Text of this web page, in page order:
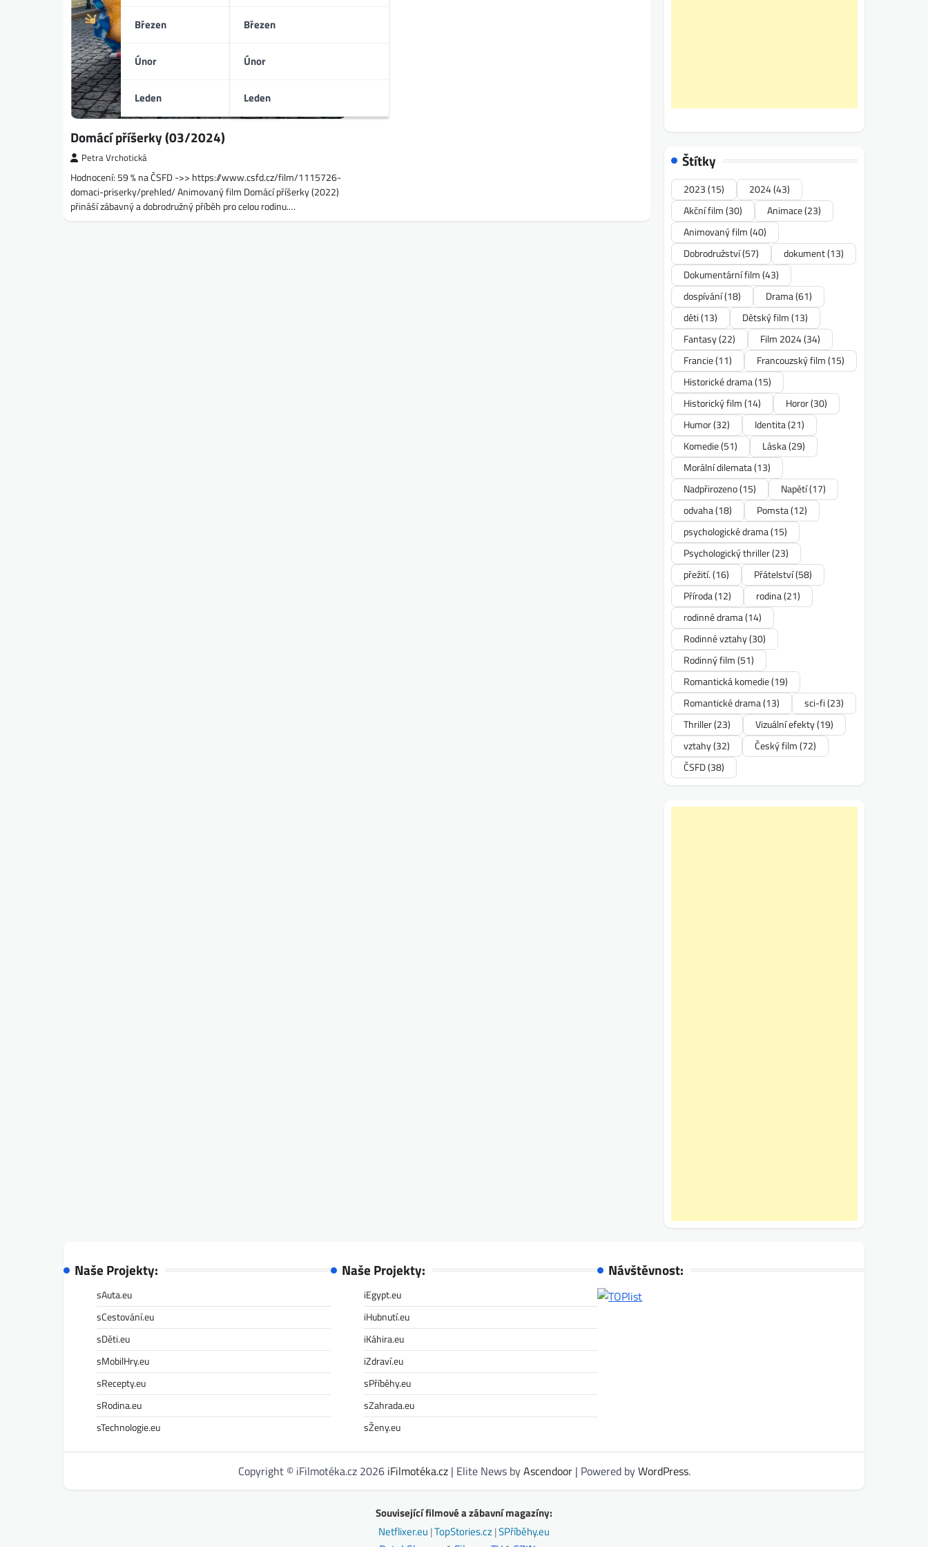
Březen
Únor
Leden
Březen
Únor
Leden
Domácí příšerky (03/2024)
Petra Vrchotická
Hodnocení: 59 % na ČSFD ->> https://www.csfd.cz/film/1115726-
domaci-priserky/prehled/ Animovaný film Domácí příšerky (2022)
přináší zábavný a dobrodružný příběh pro celou rodinu.…
Štítky
2023(15) 2024(43)
Akční film(30) Animace(23)
Animovaný film(40)
Dobrodružství(57) dokument(13)
Dokumentární film(43)
dospívání(18) Drama(61)
děti(13) Dětský film(13)
Fantasy(22) Film 2024(34)
Francie(11) Francouzský film(15)
Historické drama(15)
Historický film(14) Horor(30)
Humor(32) Identita(21)
Komedie(51) Láska(29)
Morální dilemata(13)
Nadpřirozeno(15) Napětí(17)
odvaha(18) Pomsta(12)
psychologické drama(15)
Psychologický thriller(23)
přežití.(16) Přátelství(58)
Příroda(12) rodina(21)
rodinné drama(14)
Rodinné vztahy(30)
Rodinný film(51)
Romantická komedie(19)
Romantické drama(13) sci-fi(23)
Thriller(23) Vizuální efekty(19)
vztahy(32) Český film(72)
ČSFD(38)
Naše Projekty:
sAuta.eu
sCestování.eu
sDěti.eu
sMobilHry.eu
sRecepty.eu
sRodina.eu
sTechnologie.eu
Naše Projekty:
iEgypt.eu
iHubnutí.eu
iKáhira.eu
iZdraví.eu
sPříběhy.eu
sZahrada.eu
sŽeny.eu
Návštěvnost:
Copyright © iFilmotéka.cz 2026 iFilmotéka.cz| Elite News byAscendoor| Powered byWordPress.
Související filmové a zábavní magazíny:
Netflixer.eu |TopStories.cz|SPříběhy.eu